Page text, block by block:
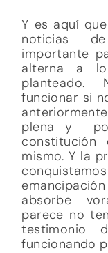
Y es aquí
noticias
importante
alterna a
planteado.
funcionar si
plena y
mismo. Y la
absorbe
parece no
testimonio
funcionando